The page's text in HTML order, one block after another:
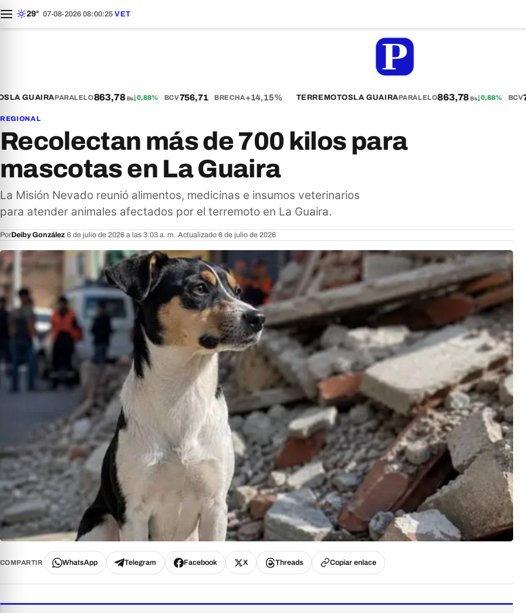
29° 07-08-2026 08:00:26 VET
LA GUAIRAPARALELO863,78Bs↓0,88% BCV756,71 BRECHA+14,15% TERREMOTOSLA GUAIRAPARALELO863,78Bs↓0,88% BCV
REGIONAL
Recolectan más de 700 kilos para
mascotas en La Guaira
La Misión Nevado reunió alimentos, medicinas e insumos veterinarios
para atender animales afectados por el terremoto en La Guaira.
PorDeiby González· 6 de julio de 2026 a las 3:03 a. m. Actualizado 6 de julio de 2026
COMPARTIR WhatsApp Telegram Facebook X Threads Copiar enlace